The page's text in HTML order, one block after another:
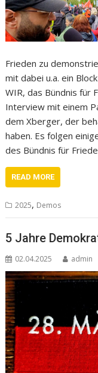
Frieden zu
mit dabei u.a. ein
WIR, das Bündnis für
Interview mit einem
dem Xberger, der
haben. Es folgen
des Bündnis für
READ MORE
2025, Demos
5 Jahre
02.04.2025 admin